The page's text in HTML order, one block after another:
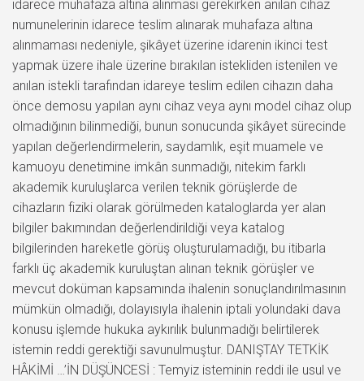
idarece muhafaza altına alınması gerekirken anılan cihaz
numunelerinin idarece teslim alınarak muhafaza altına
alınmaması nedeniyle, şikâyet üzerine idarenin ikinci test
yapmak üzere ihale üzerine bırakılan istekliden istenilen ve
anılan istekli tarafından idareye teslim edilen cihazın daha
önce demosu yapılan aynı cihaz veya aynı model cihaz olup
olmadığının bilinmediği, bunun sonucunda şikâyet sürecinde
yapılan değerlendirmelerin, saydamlık, eşit muamele ve
kamuoyu denetimine imkân sunmadığı, nitekim farklı
akademik kuruluşlarca verilen teknik görüşlerde de
cihazların fiziki olarak görülmeden kataloglarda yer alan
bilgiler bakımından değerlendirildiği veya katalog
bilgilerinden hareketle görüş oluşturulamadığı, bu itibarla
farklı üç akademik kuruluştan alınan teknik görüşler ve
mevcut doküman kapsamında ihalenin sonuçlandırılmasının
mümkün olmadığı, dolayısıyla ihalenin iptali yolundaki dava
konusu işlemde hukuka aykırılık bulunmadığı belirtilerek
istemin reddi gerektiği savunulmuştur. DANIŞTAY TETKİK
HÂKİMİ …’İN DÜŞÜNCESİ : Temyiz isteminin reddi ile usul ve